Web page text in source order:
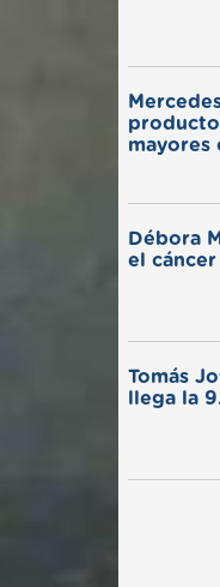
mayores
Débora
el
Tomás
llega la